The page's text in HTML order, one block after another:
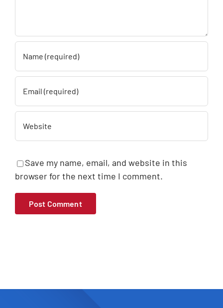
Save my name, email, and website in this
browser for the next time I comment.